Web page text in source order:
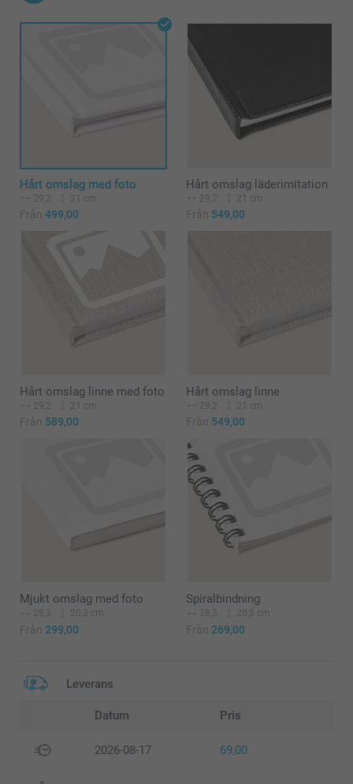
Hårt omslag med foto
29,2 21 cm
Från 499,00
Hårt omslag läderimitation
29,2 21 cm
Från 549,00
Hårt omslag linne med foto
29,2 21 cm
Från 589,00
Hårt omslag linne
29,2 21 cm
Från 549,00
Mjukt omslag med foto
28,3 20,3 cm
Från 299,00
Spiralbindning
28,3 20,3 cm
Från 269,00
Leverans
Datum Pris
2026-08-17 69,00